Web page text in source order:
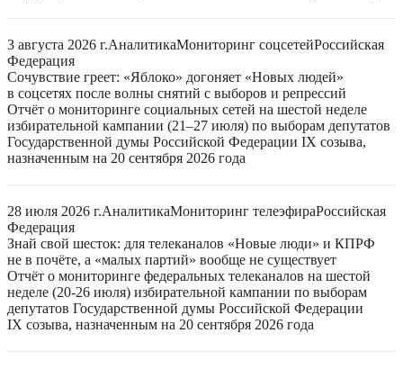
3 августа 2026 г.АналитикаМониторинг соцсетейРоссийская
Федерация
Сочувствие греет: «Яблоко» догоняет «Новых людей»
в соцсетях после волны снятий с выборов и репрессий
Отчёт о мониторинге социальных сетей на шестой неделе
избирательной кампании (21–27 июля) по выборам депутатов
Государственной думы Российской Федерации IX созыва,
назначенным на 20 сентября 2026 года
28 июля 2026 г.АналитикаМониторинг телеэфираРоссийская
Федерация
Знай свой шесток: для телеканалов «Новые люди» и КПРФ
не в почёте, а «малых партий» вообще не существует
Отчёт о мониторинге федеральных телеканалов на шестой
неделе (20-26 июля) избирательной кампании по выборам
депутатов Государственной думы Российской Федерации
IX созыва, назначенным на 20 сентября 2026 года